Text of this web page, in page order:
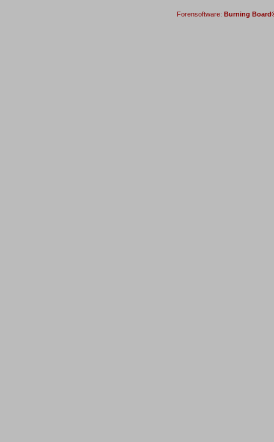
Forensoftware: Burning